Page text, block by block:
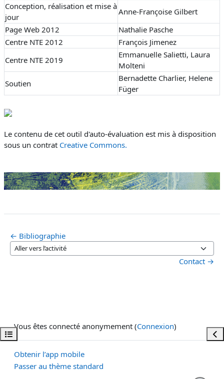
Ouvrir l’index du cours
Conception, réalisation et mise à
jour
Anne-Françoise Gilbert
Page Web 2012
Nathalie Pasche
Centre NTE 2012
François Jimenez
Centre NTE 2019
Emmanuelle Salietti, Laura
Molteni
Soutien
Bernadette Charlier, Helene
Füger
Le contenu de cet outil d'auto-évaluation est mis à disposition
sous un contrat Creative Commons.
← Bibliographie
Aller vers l’activité
Contact →
Vous êtes connecté anonymement (Connexion)
Obtenir l’app mobile
Passer au thème standard